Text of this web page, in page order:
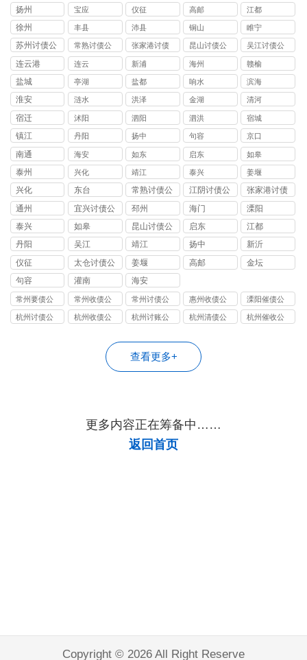
司
扬州 宝应 仪征 高邮 江都
徐州 丰县 沛县 铜山 睢宁
苏州讨债公
司
常熟讨债公
司
张家港讨债
公司
昆山讨债公
司
吴江讨债公
司
连云港 连云 新浦 海州 赣榆
盐城 亭湖 盐都 响水 滨海
淮安 涟水 洪泽 金湖 清河
宿迁 沭阳 泗阳 泗洪 宿城
镇江 丹阳 扬中 句容 京口
南通 海安 如东 启东 如皋
泰州 兴化 靖江 泰兴 姜堰
兴化 东台
常熟讨债公
司
江阴讨债公
司
张家港讨债
公司
通州
宜兴讨债公
司
邳州 海门
溧阳
泰兴
如皋
昆山讨债公
司
启东
江都
丹阳
吴江 靖江 扬中
新沂
仪征
太仓讨债公
司
姜堰 高邮
金坛
句容
灌南 海安
常州要债公
司准备收债
常州收债公
司如何帮助
常州讨债公
司如何选择
追收服务机
构
惠州收债公
司
溧阳催债公
司
杭州讨债公
杭州收债公
杭州讨账公
杭州清债公
杭州催收公
查看更多+
更多内容正在筹备中……
返回首页
Copyright © 2026 All Right Reserve